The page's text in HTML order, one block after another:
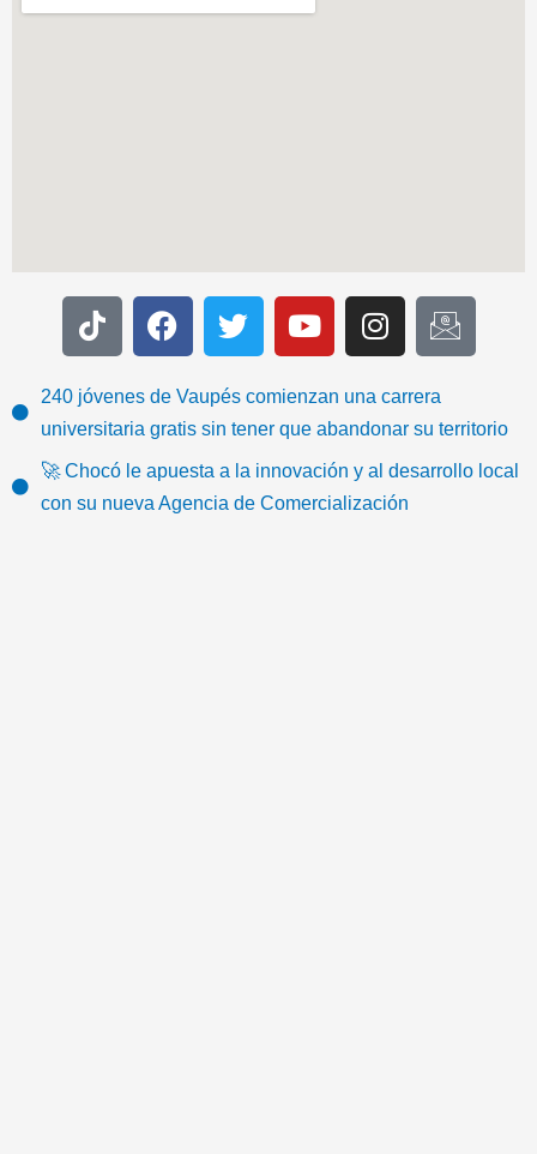
T
i
t
o
k
F
a
e
b
o
o
k
T
w
t
t
e
Y
o
t
u
b
I
n
t
a
g
a
I
c
-
e
240 jóvenes de Vaupés comienzan una carrera
universitaria gratis sin tener que abandonar su territorio
🚀 Chocó le apuesta a la innovación y al desarrollo local
con su nueva Agencia de Comercialización